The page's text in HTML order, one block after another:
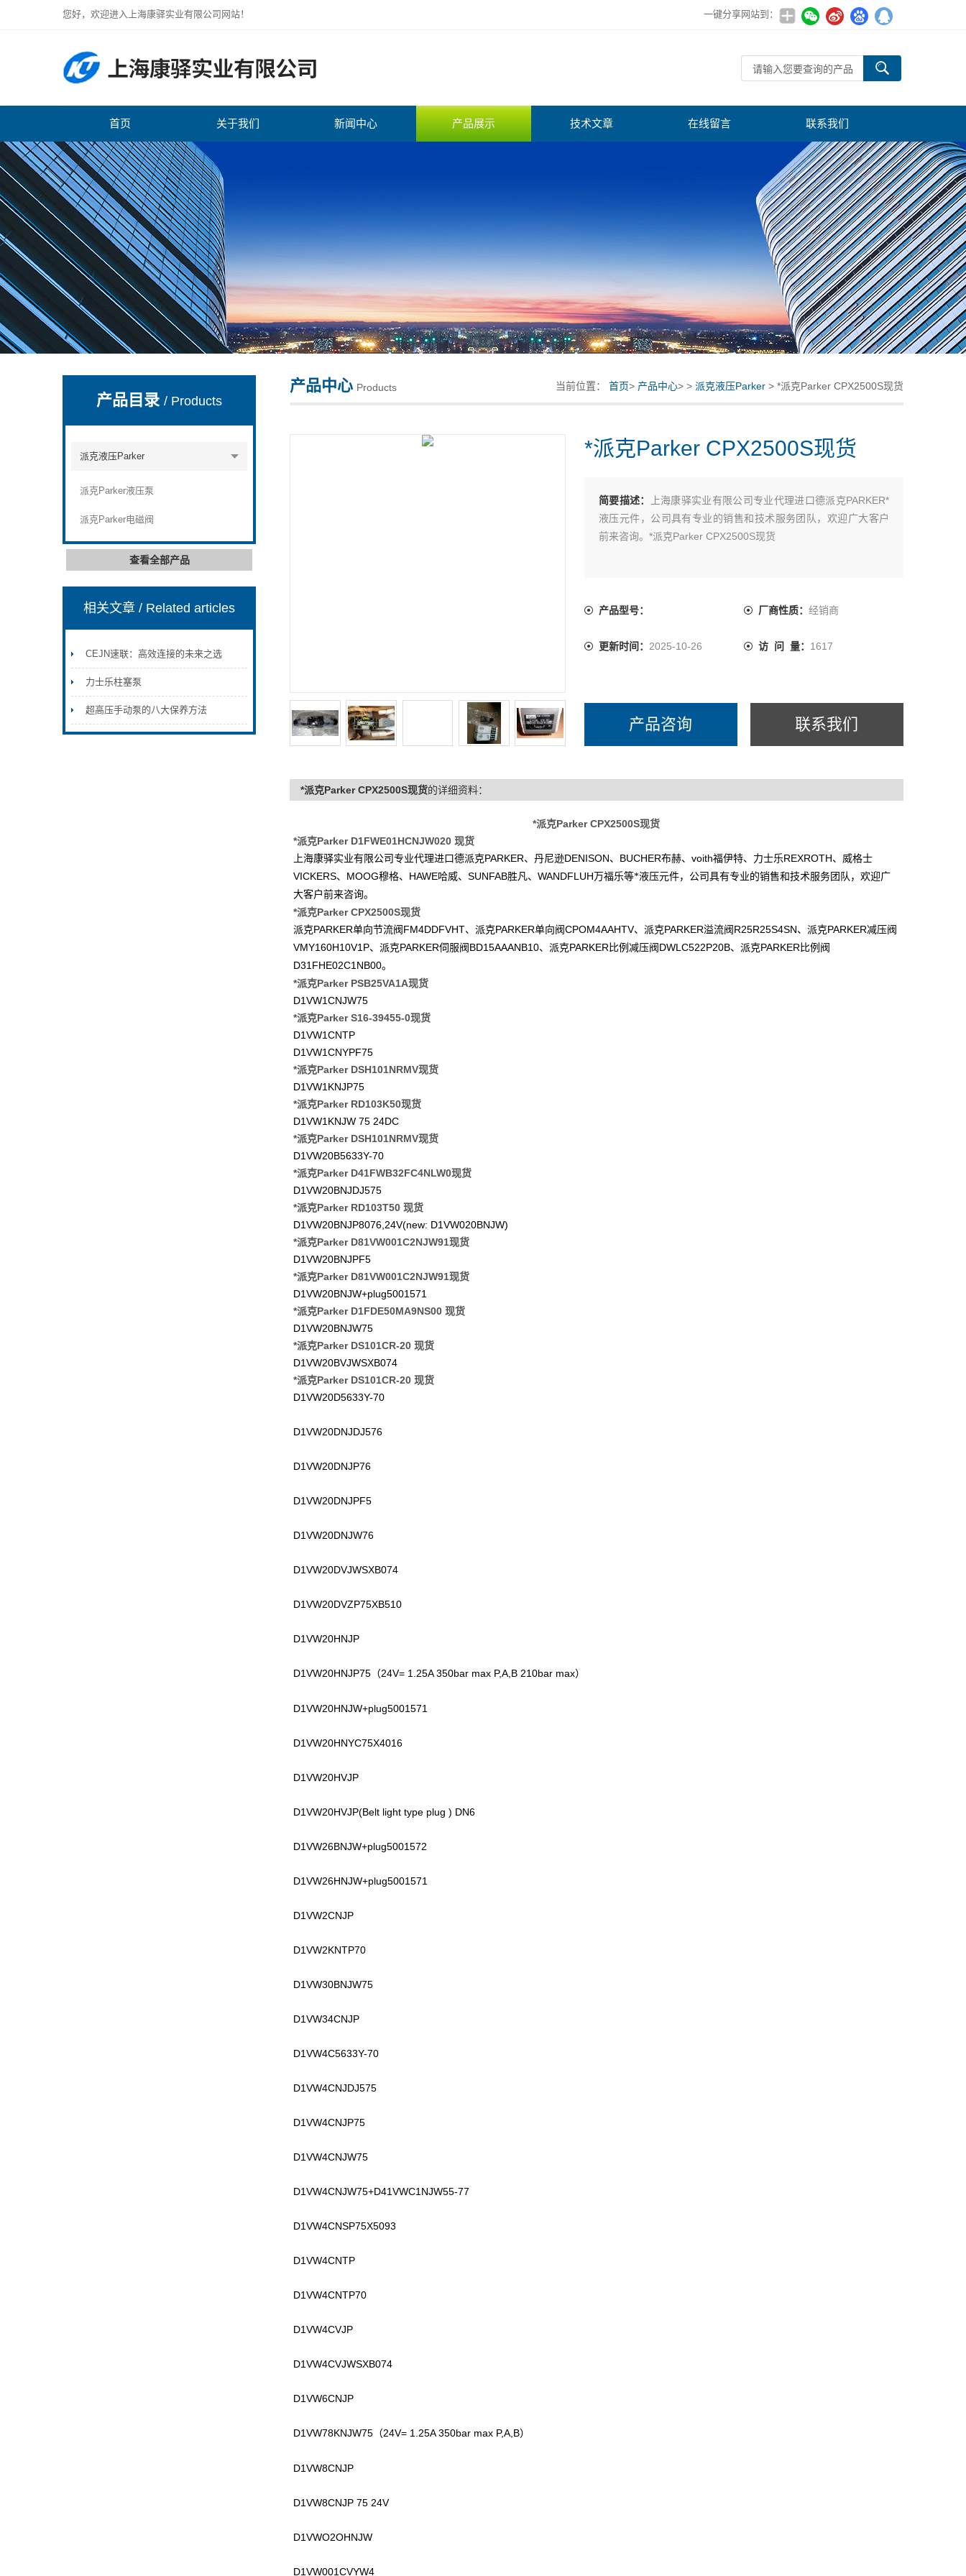
您好，欢迎进入上海康驿实业有限公司网站！ 一键分享网站到：
上海康驿实业有限公司
首页 关于我们 新闻中心 产品展示 技术文章 在线留言 联系我们
产品目录/ Products
派克液压Parker
派克Parker液压泵
派克Parker电磁阀
查看全部产品
相关文章/ Related articles
CEJN速联：高效连接的未来之选
力士乐柱塞泵
超高压手动泵的八大保养方法
产品中心 Products 当前位置： 首页> 产品中心> > 派克液压Parker > *派克Parker CPX2500S现货
*派克Parker CPX2500S现货
简要描述：
上海康驿实业有限公司专业代理进口德派克PARKER*
液压元件，公司具有专业的销售和技术服务团队，欢迎广大客户
前来咨询。*派克Parker CPX2500S现货
产品型号： 厂商性质： 经销商
更新时间： 2025-10-26 访 问 量： 1617
产品咨询 联系我们
*派克Parker CPX2500S现货的详细资料：
*派克Parker CPX2500S现货
*派克Parker D1FWE01HCNJW020 现货
上海康驿实业有限公司专业代理进口德派克PARKER、丹尼逊DENISON、 BUCHER布赫、 voith福伊特、力士乐REXROTH、威格士
VICKERS、 MOOG穆格、 HAWE哈威、 SUNFAB胜凡、 WANDFLUH 万福乐等*液压元件，公司具有专业的销售和技术服务团队，欢迎广
大客户前来咨询。
*派克Parker CPX2500S现货
派克PARKER单向节流阀 FM4DDFVHT、派克PARKER单向阀 CPOM4AAHTV、派克PARKER溢流阀 R25R25S4SN、派克PARKER减压阀
VMY160H10V1P、派克PARKER伺服阀 BD15AAANB10、派克PARKER比例减压阀 DWLC522P20B、派克PARKER比例阀
D31FHE02C1NB00。
*派克Parker PSB25VA1A现货
D1VW1CNJW75
*派克Parker S16-39455-0现货
D1VW1CNTP
D1VW1CNYPF75
*派克Parker DSH101NRMV现货
D1VW1KNJP75
*派克Parker RD103K50现货
D1VW1KNJW 75 24DC
*派克Parker DSH101NRMV现货
D1VW20B5633Y-70
*派克Parker D41FWB32FC4NLW0现货
D1VW20BNJDJ575
*派克Parker RD103T50 现货
D1VW20BNJP8076,24V(new: D1VW020BNJW)
*派克Parker D81VW001C2NJW91现货
D1VW20BNJPF5
*派克Parker D81VW001C2NJW91现货
D1VW20BNJW+plug5001571
*派克Parker D1FDE50MA9NS00 现货
D1VW20BNJW75
*派克Parker DS101CR-20 现货
D1VW20BVJWSXB074
*派克Parker DS101CR-20 现货
D1VW20D5633Y-70
D1VW20DNJDJ576
D1VW20DNJP76
D1VW20DNJPF5
D1VW20DNJW76
D1VW20DVJWSXB074
D1VW20DVZP75XB510
D1VW20HNJP
D1VW20HNJP75（24V= 1.25A 350bar max P,A,B 210bar max）
D1VW20HNJW+plug5001571
D1VW20HNYC75X4016
D1VW20HVJP
D1VW20HVJP(Belt light type plug ) DN6
D1VW26BNJW+plug5001572
D1VW26HNJW+plug5001571
D1VW2CNJP
D1VW2KNTP70
D1VW30BNJW75
D1VW34CNJP
D1VW4C5633Y-70
D1VW4CNJDJ575
D1VW4CNJP75
D1VW4CNJW75
D1VW4CNJW75+D41VWC1NJW55-77
D1VW4CNSP75X5093
D1VW4CNTP
D1VW4CNTP70
D1VW4CVJP
D1VW4CVJWSXB074
D1VW6CNJP
D1VW78KNJW75（24V= 1.25A 350bar max P,A,B）
D1VW8CNJP
D1VW8CNJP 75 24V
D1VWO2OHNJW
D1VW001CVYW4